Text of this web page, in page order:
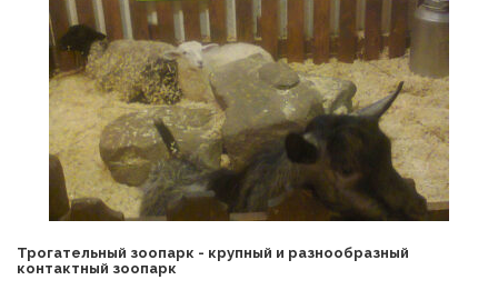
Трогательный зоопарк - крупный и разнообразный
контактный зоопарк